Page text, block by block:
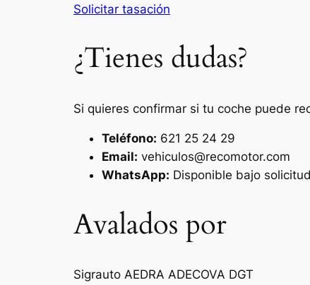
Solicitar tasación
¿Tienes dudas?
Si quieres confirmar si tu coche puede
Teléfono: 621 25 24 29
Email: vehiculos@recomotor.com
WhatsApp: Disponible bajo solicitud
Avalados por
Sigrauto AEDRA ADECOVA DGT